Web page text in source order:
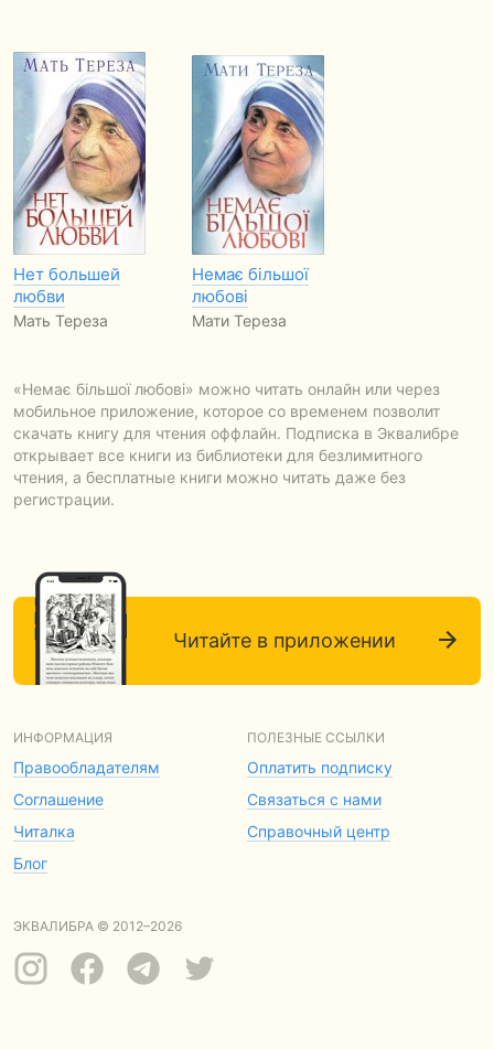
Нет большей
любви
Мать Тереза
Немає більшої
любові
Мати Тереза
«Немає більшої любові» можно читать онлайн или через
мобильное приложение, которое со временем позволит
скачать книгу для чтения оффлайн. Подписка в Эквалибре
открывает все книги из библиотеки для безлимитного
чтения, а бесплатные книги можно читать даже без
регистрации.
Читайте в приложении
ИНФОРМАЦИЯ
Правообладателям
Соглашение
Читалка
Блог
ПОЛЕЗНЫЕ ССЫЛКИ
Оплатить подписку
Связаться с нами
Справочный центр
ЭКВАЛИБРА © 2012–2026